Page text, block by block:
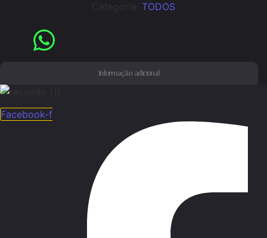
TODOS
Informação adicional
Facebook-f